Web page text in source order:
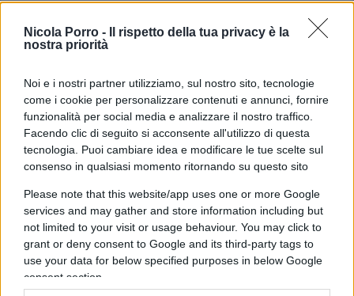
Nicola Porro -
Il rispetto della tua privacy è la
nostra priorità
Noi e i nostri partner utilizziamo, sul nostro sito, tecnologie
come i cookie per personalizzare contenuti e annunci, fornire
funzionalità per social media e analizzare il nostro traffico.
Facendo clic di seguito si acconsente all'utilizzo di questa
tecnologia. Puoi cambiare idea e modificare le tue scelte sul
consenso in qualsiasi momento ritornando su questo sito
Please note that this website/app uses one or more Google
services and may gather and store information including but
not limited to your visit or usage behaviour. You may click to
grant or deny consent to Google and its third-party tags to
use your data for below specified purposes in below Google
consent section.
possibile presenza in piazza di agenti di Polizia
infiltratisi tra i manifestanti – ha spiegato il
ministro – Sento di doverescludere anche
questo inquietante retroscena“. Ovviamente
“nel dispositivo era prevista, come è normale, la
presenza di agenti in borghese appartenenti alla
DIGOS, con compiti di osservazione e
monitoraggio e anche di mediazione con i
manifestanti” (cosa cambia?).Tra questi c’era
“anche l’operatore di Polizia, che, in abiti civili,